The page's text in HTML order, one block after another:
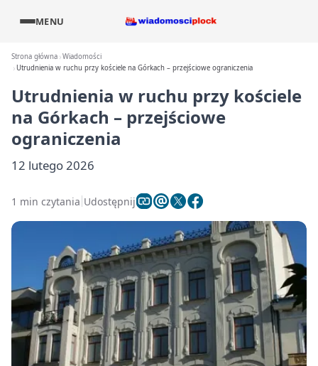
MENU
Strona główna Wiadomości
Utrudnienia w ruchu przy kościele na Górkach – przejściowe ograniczenia
Utrudnienia w ruchu przy kościele
na Górkach – przejściowe
ograniczenia
12 lutego 2026
1 min czytania Udostępnij